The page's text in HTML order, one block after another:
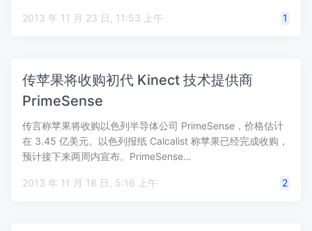
2013 年 11 月 23 日, 11:53 上午 1
传苹果将收购初代 Kinect 技术提供商
PrimeSense
传言称苹果将收购以色列半导体公司 PrimeSense，价格估计
在 3.45 亿美元。以色列报纸 Calcalist 称苹果已经完成收购，
预计接下来两周内宣布。PrimeSense…
2013 年 11 月 18 日, 5:16 上午 2